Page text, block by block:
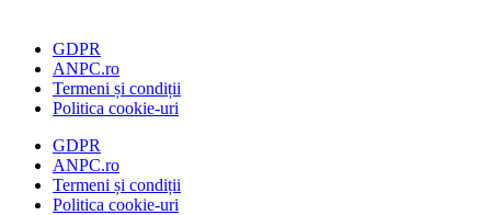
GDPR
ANPC.ro
Termeni și condiții
Politica cookie-uri
GDPR
ANPC.ro
Termeni și condiții
Politica cookie-uri